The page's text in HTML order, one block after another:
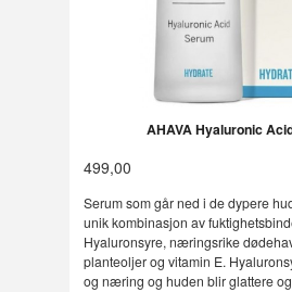
AHAVA Hyaluronic
499,00
Serum som går ned i de dypere
unik kombinasjon av
Hyaluronsyre, næringsrike
planteoljer og vitamin E.
og næring og huden blir glattere